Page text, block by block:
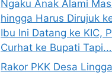
Ngaku Anak Alami
hingga Harus Dirujuk
Ibu Ini Datang ke KIC,
Curhat ke Bupati
Rakor PKK Desa